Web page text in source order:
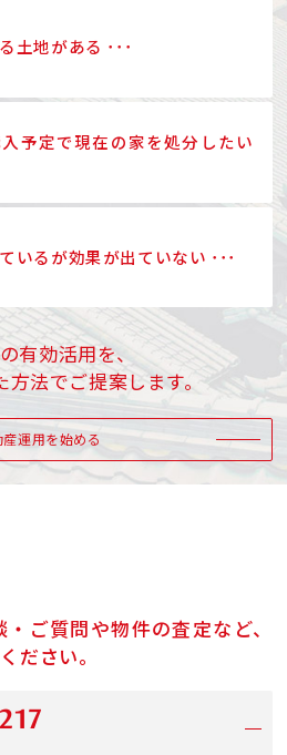
土地がある ･･･
予定で現在の家を処分したい
いるが効果が出ていない ･･･
有効活用を、
方法でご提案します。
産運用を始める
ご質問や物件の査定など、
ださい。